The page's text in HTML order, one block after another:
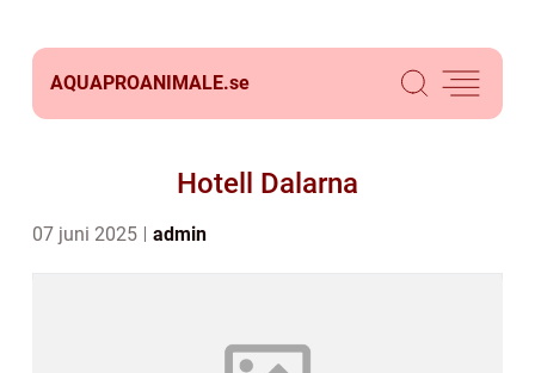
AQUAPROANIMALE.se
Hotell Dalarna
07 juni 2025 admin